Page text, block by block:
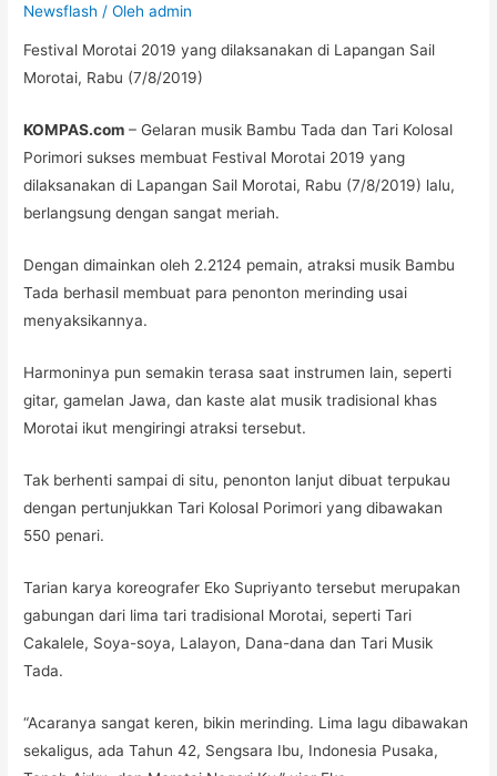
Newsflash / Olehadmin
Festival Morotai 2019 yang dilaksanakan di Lapangan Sail
Morotai, Rabu (7/8/2019)
KOMPAS.com – Gelaran musik Bambu Tada dan Tari Kolosal
Porimori sukses membuat Festival Morotai 2019 yang
dilaksanakan di Lapangan Sail Morotai, Rabu (7/8/2019) lalu,
berlangsung dengan sangat meriah.
Dengan dimainkan oleh 2.2124 pemain, atraksi musik Bambu
Tada berhasil membuat para penonton merinding usai
menyaksikannya.
Harmoninya pun semakin terasa saat instrumen lain, seperti
gitar, gamelan Jawa, dan kaste alat musik tradisional khas
Morotai ikut mengiringi atraksi tersebut.
Tak berhenti sampai di situ, penonton lanjut dibuat terpukau
dengan pertunjukkan Tari Kolosal Porimori yang dibawakan
550 penari.
Tarian karya koreografer Eko Supriyanto tersebut merupakan
gabungan dari lima tari tradisional Morotai, seperti Tari
Cakalele, Soya-soya, Lalayon, Dana-dana dan Tari Musik
Tada.
“Acaranya sangat keren, bikin merinding. Lima lagu dibawakan
sekaligus, ada Tahun 42, Sengsara Ibu, Indonesia Pusaka,